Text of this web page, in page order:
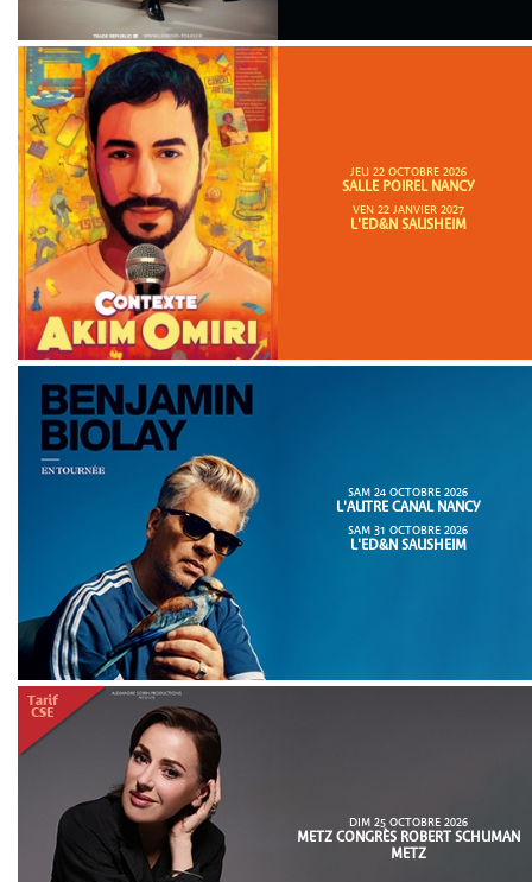
JEU 22 OCTOBRE 2026
SALLE POIREL NANCY
VEN 22 JANVIER 2027
L'ED&N SAUSHEIM
SAM 24 OCTOBRE 2026
L'AUTRE CANAL NANCY
SAM 31 OCTOBRE 2026
L'ED&N SAUSHEIM
DIM 25 OCTOBRE 2026
METZ CONGRÈS ROBERT SCHUMAN
METZ